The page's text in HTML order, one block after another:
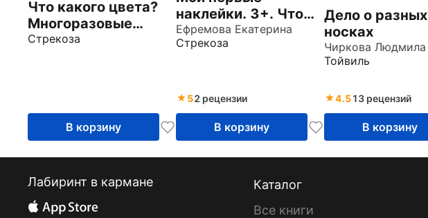
Что какого цвета?
Многоразовые
наклейки для
Стрекоза
В корзину
наклейки. 3+. Что
какого цвета
Ефремова Екатерина
Стрекоза
52 рецензии
В корзину
Дело о разных
носках
Тойвиль
4.513 рецензий
В корзину
Лабиринт в кармане
Каталог
Все книги